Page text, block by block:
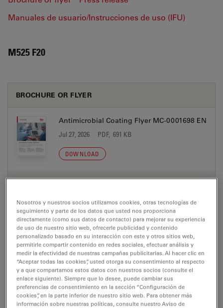
Manuales de usuario/Instrucciones de uso (IFU)
M525 F20
BROCHURE OR FLYER
Antimicrobial Coating Flyer MC-0001698 EN
Jul 27, 2026 PDF, 691 KB
DOWNLOAD
DOWNLOAD
ErgonOptic Brochure MC-0000320 ES
Jul 27, 2026 PDF, 1 MB
DOWNLOAD
Nosotros y nuestros socios utilizamos cookies, otras tecnologías de
seguimiento y parte de los datos que usted nos proporciona
directamente (como sus datos de contacto) para mejorar su experiencia
de uso de nuestro sitio web, ofrecerle publicidad y contenido
personalizado basado en su interacción con este y otros sitios web,
permitirle compartir contenido en redes sociales, efectuar análisis y
medir la efectividad de nuestras campañas publicitarias. Al hacer clic en
“Aceptar todas las cookies”, usted otorga su consentimiento al respecto
y a que compartamos estos datos con nuestros socios (consulte el
enlace siguiente). Siempre que lo desee, puede cambiar sus
preferencias de consentimiento en la sección “Configuración de
cookies”, en la parte inferior de nuestro sitio web. Para obtener más
información sobre nuestras políticas, consulte nuestro Aviso de